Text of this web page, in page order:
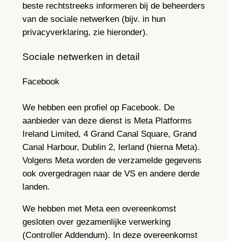
beste rechtstreeks informeren bij de beheerders
van de sociale netwerken (bijv. in hun
privacyverklaring, zie hieronder).
Sociale netwerken in detail
Facebook
We hebben een profiel op Facebook. De
aanbieder van deze dienst is Meta Platforms
Ireland Limited, 4 Grand Canal Square, Grand
Canal Harbour, Dublin 2, Ierland (hierna Meta).
Volgens Meta worden de verzamelde gegevens
ook overgedragen naar de VS en andere derde
landen.
We hebben met Meta een overeenkomst
gesloten over gezamenlijke verwerking
(Controller Addendum). In deze overeenkomst